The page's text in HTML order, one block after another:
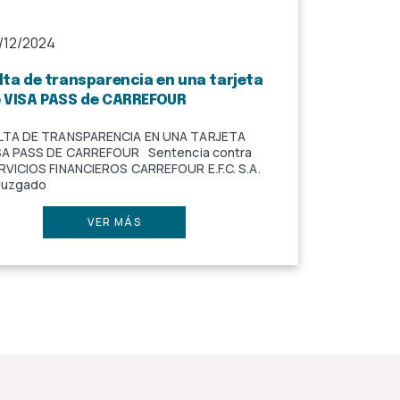
2024
de transparencia en una tarjeta
PASS de CARREFOUR
DE TRANSPARENCIA EN UNA TARJETA
PASS DE CARREFOUR Sentencia contra
FINANCIEROS CARREFOUR E.F.C. S.A.
VER MÁS